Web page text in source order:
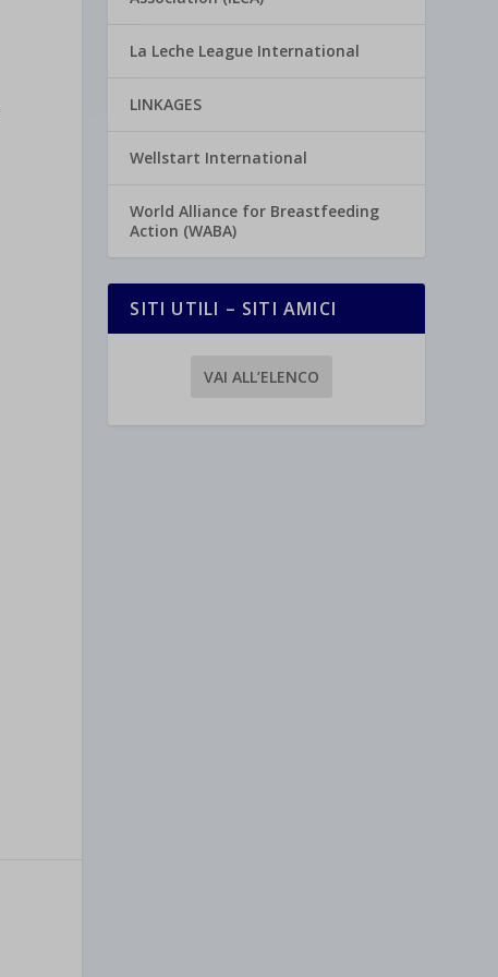
La Leche League International
LINKAGES
Wellstart International
World Alliance for Breastfeeding
Action (WABA)
SITI UTILI – SITI AMICI
VAI ALL’ELENCO